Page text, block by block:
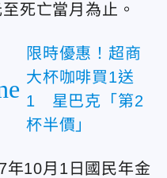
死亡當月為止。
限時優惠！超商
大杯咖啡買1送
1 星巴克「第2
杯半價」
年10月1日國民年金